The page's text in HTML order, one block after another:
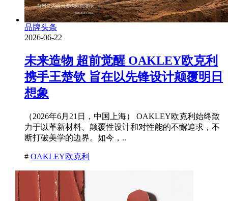
品牌头条
2026-06-22
未来造物 超前觉醒 OAKLEY欧克利
携手王楚钦 旨在以先锋设计颠覆明日
想象
（2026年6月21日，中国上海） OAKLEY欧克利始终致
力于以革新材料、颠覆性设计和对性能的不懈追求，不
断打破美学的边界。如今，..
# OAKLEY欧克利